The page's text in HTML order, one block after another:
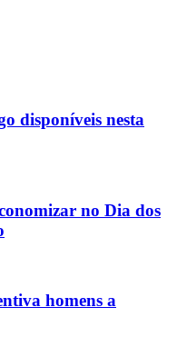
disponíveis nesta
no Dia dos
homens a